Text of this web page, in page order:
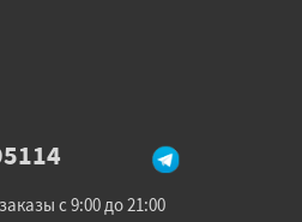
с 9:00 до 21:00